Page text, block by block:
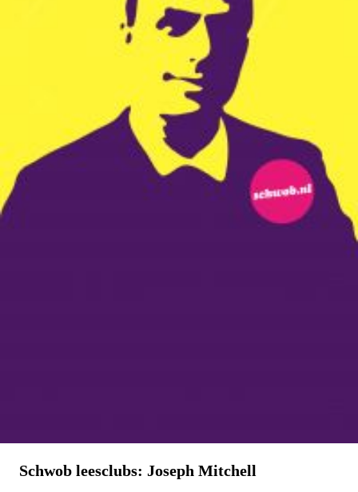
Schwob leesclubs: Joseph Mitchell